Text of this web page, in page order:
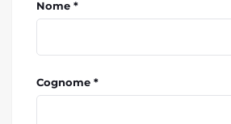
Nome *
Cognome *